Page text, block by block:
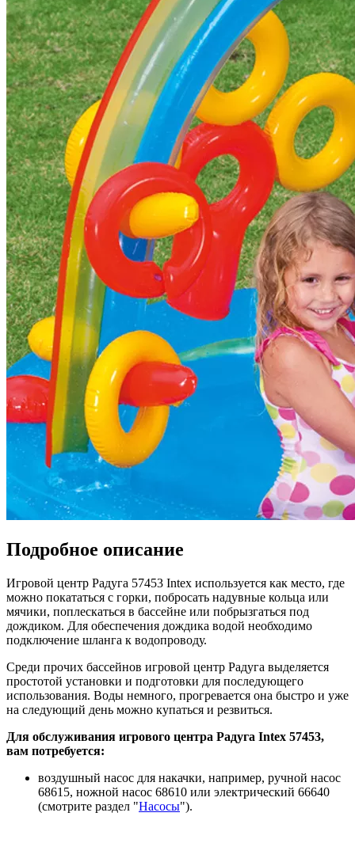
Подробное описание
Игровой центр Радуга 57453 Intex используется как место, где
можно покататься с горки, побросать надувные кольца или
мячики, поплескаться в бассейне или побрызгаться под
дождиком. Для обеспечения дождика водой необходимо
подключение шланга к водопроводу.
Среди прочих бассейнов игровой центр Радуга выделяется
простотой установки и подготовки для последующего
использования. Воды немного, прогревается она быстро и уже
на следующий день можно купаться и резвиться.
Для обслуживания игрового центра Радуга Intex 57453,
вам потребуется:
воздушный насос для накачки, например, ручной насос
68615, ножной насос 68610 или электрический 66640
(смотрите раздел "Насосы").